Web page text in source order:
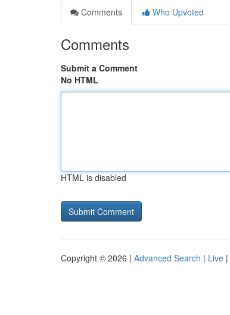
Comments
Who Upvoted
Comments
Submit a Comment
No HTML
HTML is disabled
Copyright © 2026 | Advanced Search | Live |